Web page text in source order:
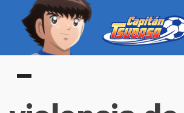
Main menu